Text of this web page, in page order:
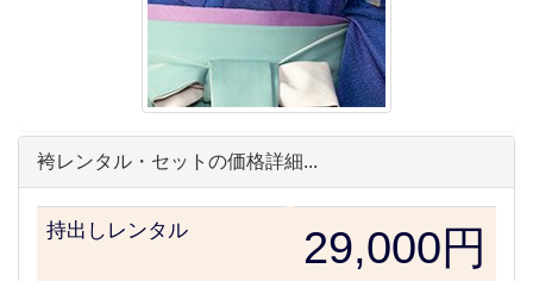
袴レンタル・セットの価格詳細...
持出しレンタル 29,000円